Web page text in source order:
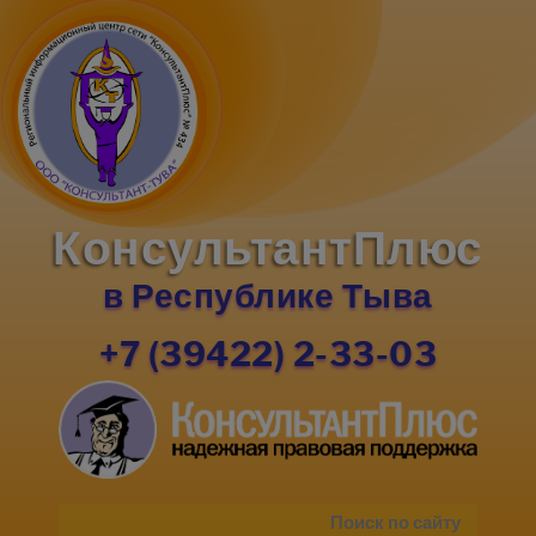
КонсультантПлюс
в Республике Тыва
+7 (39422) 2-33-03